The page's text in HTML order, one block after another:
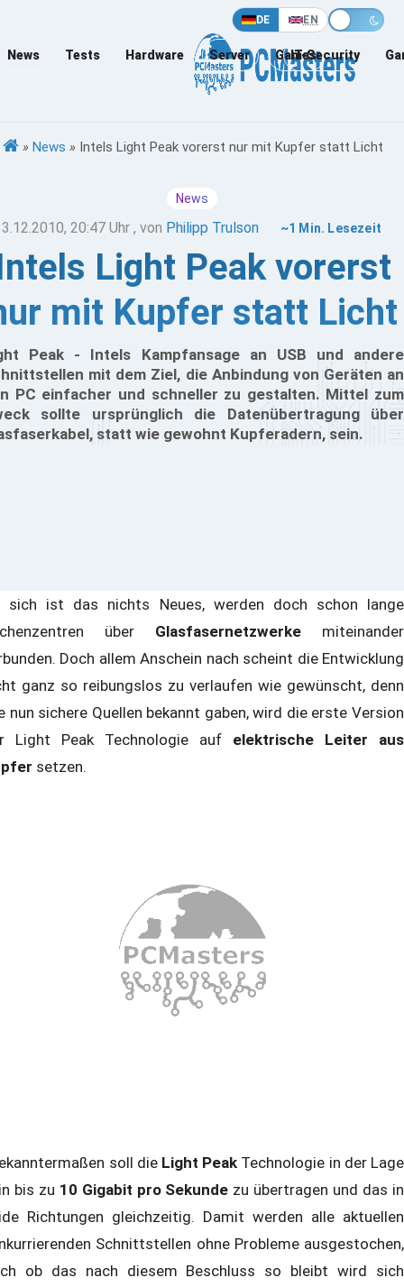
DE EN
News Tests Hardware Server Games
IT-Security
» News » Intels Light Peak vorerst nur mit Kupfer statt Licht
News
20:47 Uhr , von Philipp Trulson ~1 Min. Lesezeit
Light Peak vorerst
mit Kupfer statt Licht
Peak - Intels Kampfansage an USB und andere
mit dem Ziel, die Anbindung von Geräten an
PC einfacher und schneller zu gestalten. Mittel zum
sollte ursprünglich die Datenübertragung über
statt wie gewohnt Kupferadern, sein.
sich ist das nichts Neues, werden doch schon lange
über Glasfasernetzwerke miteinander
Doch allem Anschein nach scheint die Entwicklung
ganz so reibungslos zu verlaufen wie gewünscht, denn
nun sichere Quellen bekannt gaben, wird die erste Version
Light Peak Technologie auf elektrische Leiter aus
setzen.
soll die Light Peak Technologie in der Lage
bis zu 10 Gigabit pro Sekunde zu übertragen und das in
Richtungen gleichzeitig. Damit werden alle aktuellen
Schnittstellen ohne Probleme ausgestochen,
ob das nach diesem Beschluss so bleibt wird sich